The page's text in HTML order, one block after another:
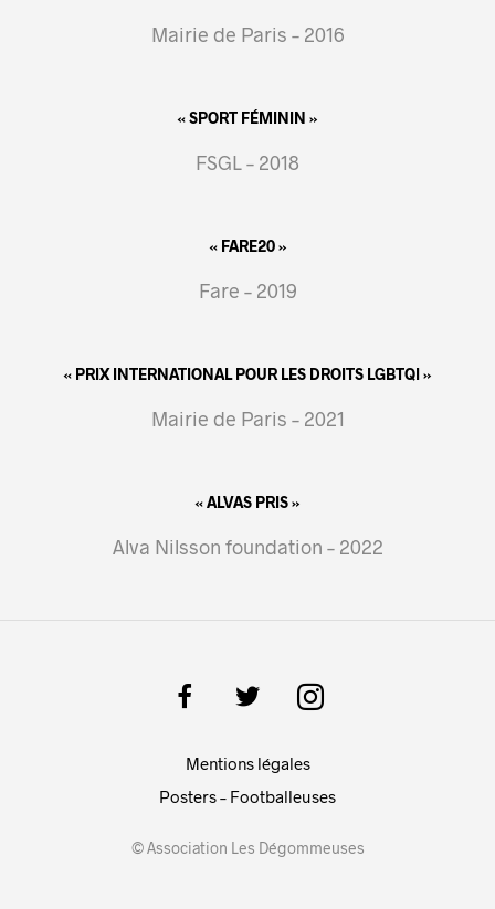
Mairie de Paris – 2016
« SPORT FÉMININ »
FSGL – 2018
« FARE20 »
Fare – 2019
« PRIX INTERNATIONAL POUR LES DROITS LGBTQI »
Mairie de Paris – 2021
« ALVAS PRIS »
Alva Nilsson foundation – 2022
Mentions légales
Posters – Footballeuses
© Association Les Dégommeuses